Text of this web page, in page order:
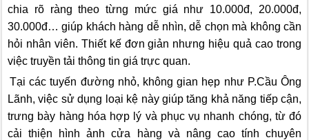
chia rõ ràng theo từng mức giá như 10.000đ, 20.000đ,
30.000đ… giúp khách hàng dễ nhìn, dễ chọn mà không cần
hỏi nhân viên. Thiết kế đơn giản nhưng hiệu quả cao trong
việc truyền tải thông tin giá trực quan.
Tại các tuyến đường nhỏ, không gian hẹp như P.Cầu Ông
Lãnh, việc sử dụng loại kệ này giúp tăng khả năng tiếp cận,
trưng bày hàng hóa hợp lý và phục vụ nhanh chóng, từ đó
cải thiện hình ảnh cửa hàng và nâng cao tính chuyên